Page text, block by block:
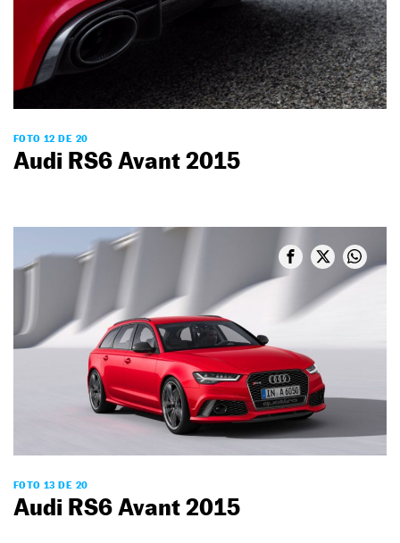
FOTO 12 DE 20
Audi RS6 Avant 2015
FOTO 13 DE 20
Audi RS6 Avant 2015